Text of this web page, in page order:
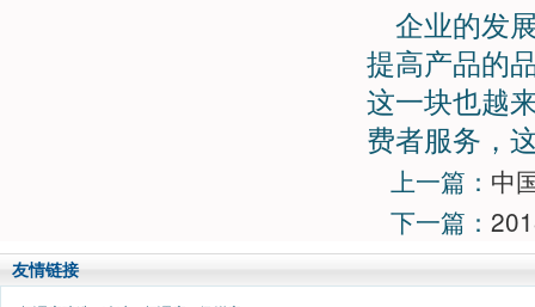
企业的发
提高产品的
这一块也越
费者服务，
上一篇： 中
下一篇：
友情链接